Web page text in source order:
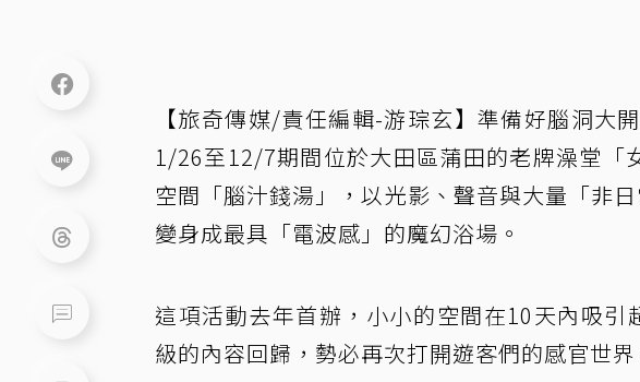
【旅奇傳媒/責任編輯-游琮玄】準備好腦洞大
1/26至12/7期間位於大田區蒲田的老牌澡堂「
空間「腦汁錢湯」，以光影、聲音與大量「非
變身成最具「電波感」的魔幻浴場。
這項活動去年首辦，小小的空間在10天內吸
級的內容回歸，勢必再次打開遊客們的感官世界